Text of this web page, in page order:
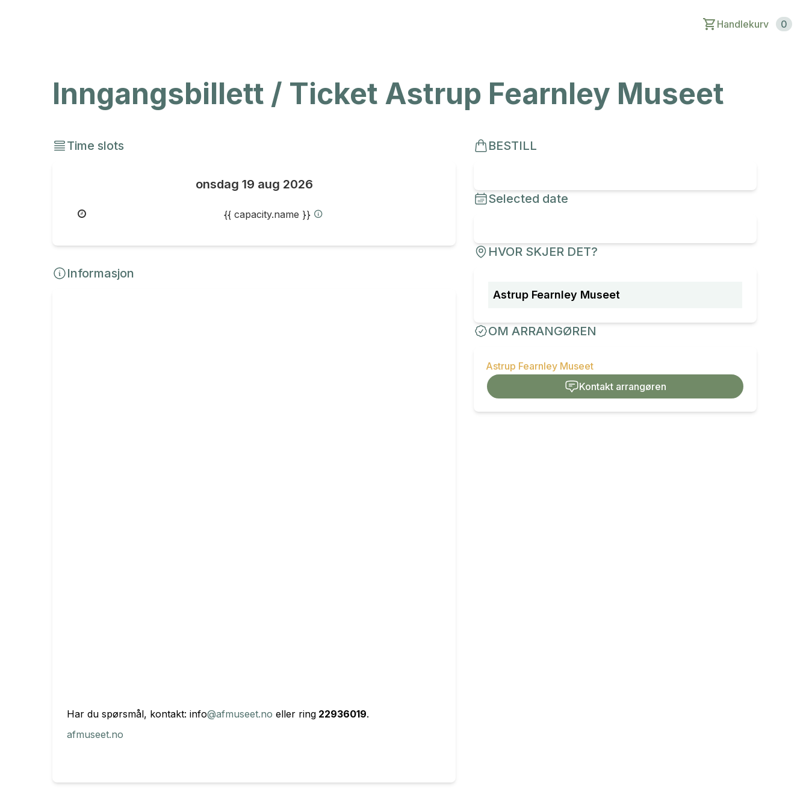
Handlekurv 0
Inngangsbillett / Ticket Astrup Fearnley Museet
Time slots
onsdag 19 aug 2026
{{ capacity.name }}
Informasjon
Har du spørsmål, kontakt: info@afmuseet.no eller ring 22936019.
afmuseet.no
BESTILL
Selected date
HVOR SKJER DET?
Astrup Fearnley Museet
OM ARRANGØREN
Astrup Fearnley Museet
Kontakt arrangøren